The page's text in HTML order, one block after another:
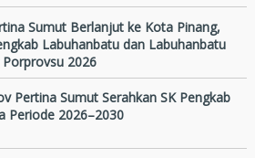
Sumut Berlanjut ke Kota Pinang,
Labuhanbatu dan Labuhanbatu
Porprovsu 2026
Pertina Sumut Serahkan SK Pengkab
Periode 2026–2030